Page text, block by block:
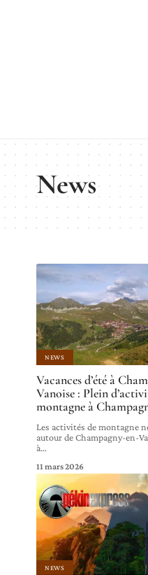
News
NEWS
Vacances d’été à
Vanoise : Plein
montagne à
Les activités de montagne
autour de Champagny-en-
à…
11 mars 2026
NEWS